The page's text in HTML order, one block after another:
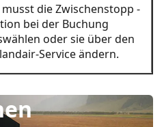
musst die Zwischenstopp -
bei der Buchung
oder sie über den
Service ändern.